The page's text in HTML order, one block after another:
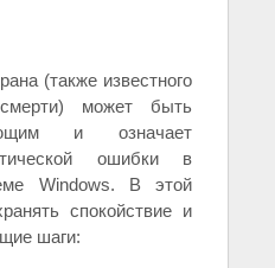
(также известного
может быть
и означает
ошибки в
Windows. В этой
спокойствие и
шаги: